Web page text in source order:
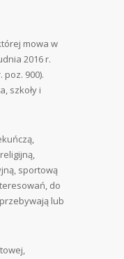
mowa w
2016 r.
poz. 900).
szkoły i
sportową
do
lub